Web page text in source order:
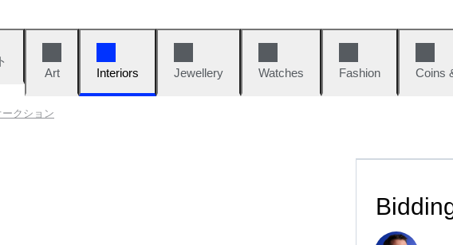
Art
Interiors Jewellery Watches Fashion Coins
クション